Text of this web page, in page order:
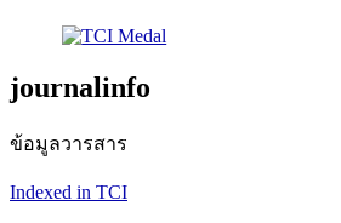
journalinfo
ข้อมูลวารสาร
Indexed in TCI